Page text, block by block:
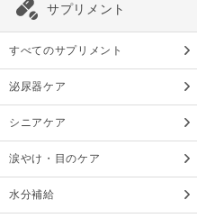
サプリメント
すべてのサプリメント
泌尿器ケア
シニアケア
涙やけ・目のケア
水分補給